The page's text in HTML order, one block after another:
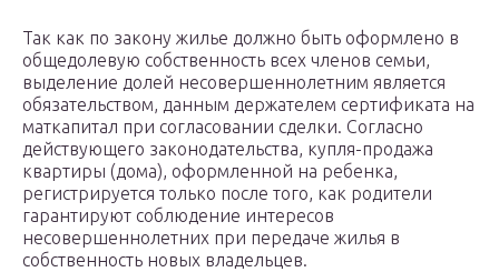
Так как по закону жилье должно быть оформлено в
общедолевую собственность всех членов семьи,
выделение долей несовершеннолетним является
обязательством, данным держателем сертификата на
маткапитал при согласовании сделки. Согласно
действующего законодательства, купля-продажа
квартиры (дома), оформленной на ребенка,
регистрируется только после того, как родители
гарантируют соблюдение интересов
несовершеннолетних при передаче жилья в
собственность новых владельцев.